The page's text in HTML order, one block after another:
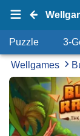
Puzzle 3-
Wellgames